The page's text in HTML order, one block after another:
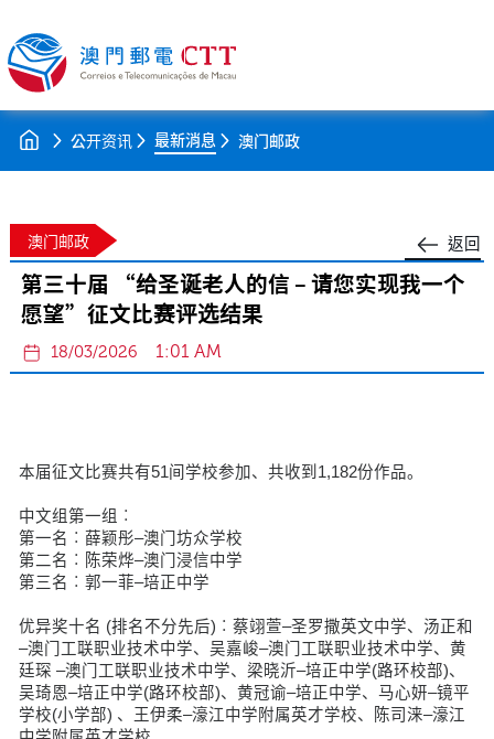
公开资讯 最新消息 澳门邮政
返回
澳门邮政
第三十届 “给圣诞老人的信 – 请您实现我一个
愿望”征文比赛评选结果
18/03/2026 1:01 AM
本届征文比赛共有51间学校参加、共收到1,182份作品。
中文组第一组︰
第一名︰薛颖彤–澳门坊众学校
第二名︰陈荣烨–澳门浸信中学
第三名︰郭一菲–培正中学
优异奖十名 (排名不分先后)︰蔡翊萱–圣罗撒英文中学、汤正和
–澳门工联职业技术中学、吴嘉峻–澳门工联职业技术中学、黄
廷琛 –澳门工联职业技术中学、梁晓沂–培正中学(路环校部)、
吴琦恩–培正中学(路环校部)、黄冠谕–培正中学、马心妍–镜平
学校(小学部) 、王伊柔–濠江中学附属英才学校、陈司涞–濠江